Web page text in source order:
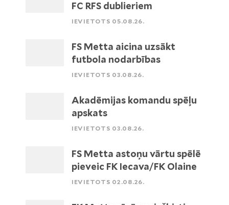
FC RFS dublieriem
IEVIETOTS 05.08.26.
FS Metta aicina uzsākt
futbola nodarbības
IEVIETOTS 03.08.26.
Akadēmijas komandu spēļu
apskats
IEVIETOTS 03.08.26.
FS Metta astoņu vārtu spēlē
pieveic FK Iecava/FK Olaine
IEVIETOTS 02.08.26.